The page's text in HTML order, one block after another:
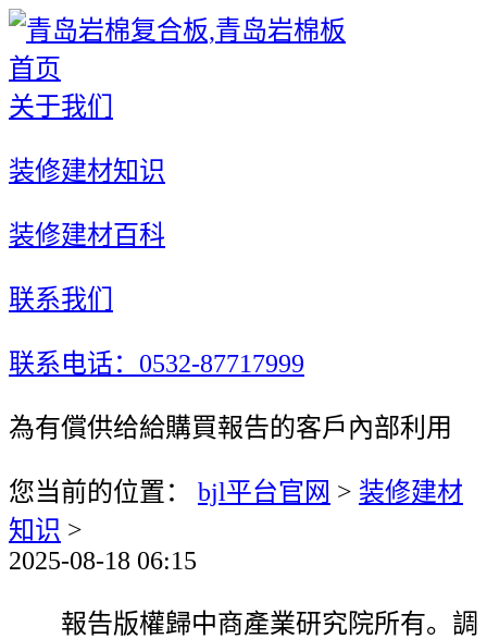
首页
关于我们
装修建材知识
装修建材百科
联系我们
联系电话：0532-87717999
為有償供给給購買報告的客戶內部利用
您当前的位置： bjl平台官网 > 装修建材
知识 >
2025-08-18 06:15
報告版權歸中商產業研究院所有。調